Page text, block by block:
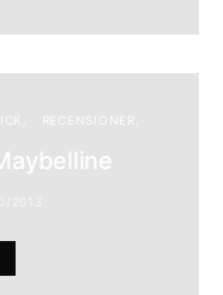
RECENSIONER